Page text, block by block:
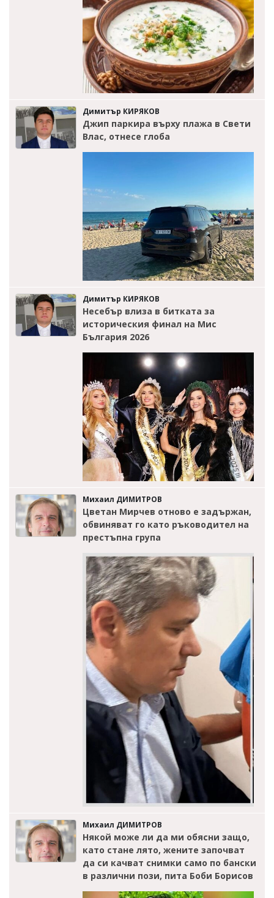
Димитър КИРЯКОВ
Джип паркира върху плажа в Свети
Влас, отнесе глоба
Димитър КИРЯКОВ
Несебър влиза в битката за
историческия финал на Мис
България 2026
Михаил ДИМИТРОВ
Цветан Мирчев отново е задържан,
обвиняват го като ръководител на
престъпна група
Михаил ДИМИТРОВ
Някой може ли да ми обясни защо,
като стане лято, жените започват
да си качват снимки само по бански
в различни пози, пита Боби Борисов